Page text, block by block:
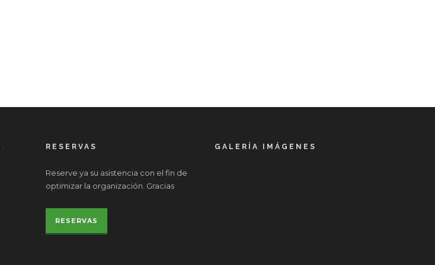
RESERVAS
Reserve ya su asistencia con el fin de
optimizar la organización. Gracias
RESERVAS
GALERÍA IMÁGENES